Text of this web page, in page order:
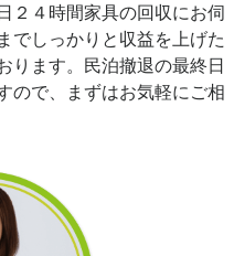
２４時間家具の回収にお伺
でしっかりと収益を上げた
ります。民泊撤退の最終日
ので、まずはお気軽にご相